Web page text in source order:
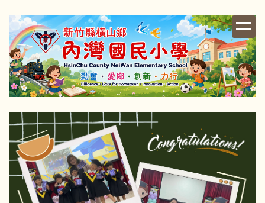
到
主
要
內
容
區